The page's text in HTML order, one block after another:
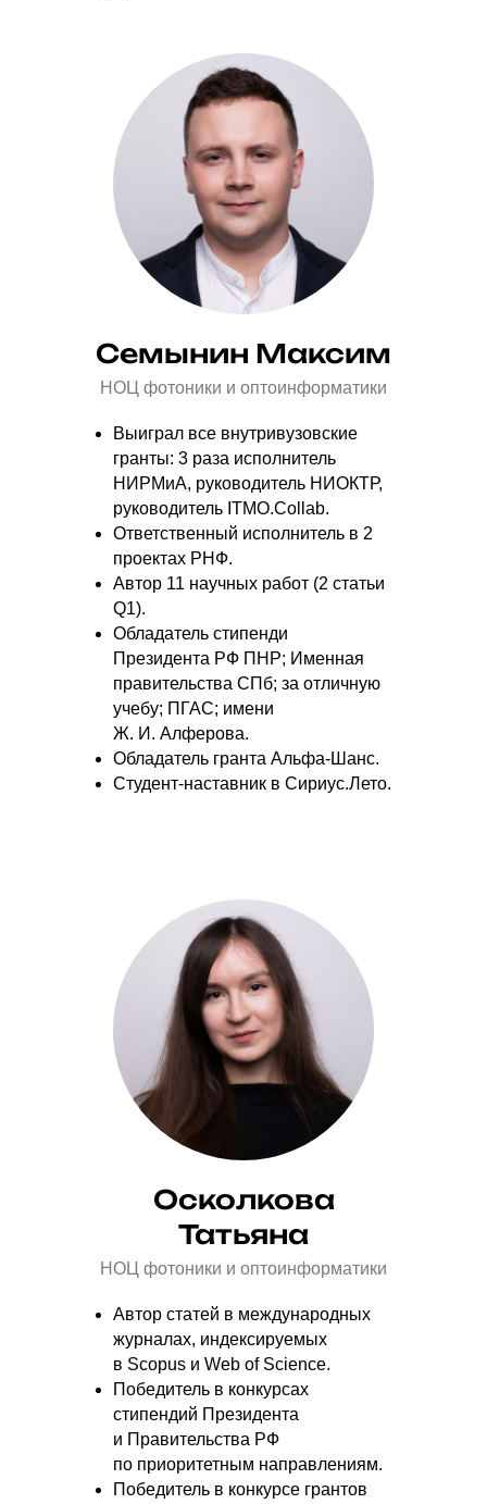
Семынин Максим
НОЦ фотоники и оптоинформатики
Выиграл все внутривузовские
гранты: 3 раза исполнитель
НИРМиА, руководитель НИОКТР,
руководитель ITMO.Сollab.
Ответственный исполнитель в 2
проектах РНФ.
Автор 11 научных работ (2 статьи
Q1).
Обладатель стипенди
Президента РФ ПНР; Именная
правительства СПб; за отличную
учебу; ПГАС; имени
Ж. И. Алферова.
Обладатель гранта Альфа-Шанс.
Студент-наставник в Сириус.Лето.
Осколкова
Татьяна
НОЦ фотоники и оптоинформатики
Автор статей в международных
журналах, индексируемых
в Scopus и Web of Science.
Победитель в конкурсах
стипендий Президента
и Правительства РФ
по приоритетным направлениям.
Победитель в конкурсе грантов